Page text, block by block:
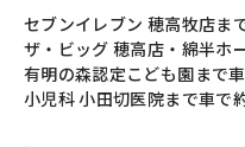
セブンイレブン 穂高牧店ま
ザ・ビッグ 穂高店・綿半ホ
有明の森認定こども園まで
小児科 小田切医院まで車で